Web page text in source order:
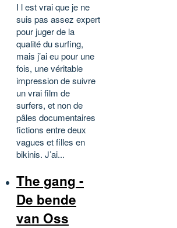
I l est vrai que je ne
suis pas assez expert
pour juger de la
qualité du surfing,
mais j’ai eu pour une
fois, une véritable
impression de suivre
un vrai film de
surfers, et non de
pâles documentaires
fictions entre deux
vagues et filles en
bikinis. J’ai...
The gang -
De bende
van Oss